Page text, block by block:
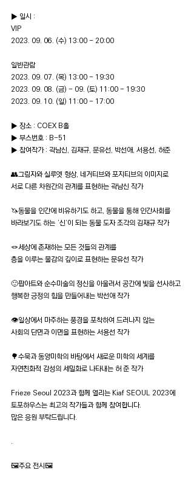
▶️ 일시 :
VIP
2023. 09. 06. (수) 13:00 - 20:00
일반관람
2023. 09. 07. (목) 13:00 - 19:30
2023. 09. 08. (금) - 09. (토) 11:00 - 19:30
2023. 09. 10. (일) 11:00 - 17:00
▶️ 장소 : COEX B홀
▶️ 부스번호 : B-51
▶️ 참여작가 : 곽남신, 김재규, 문유선, 박선애, 서용선, 허준
👥️그림자와 실루엣 형상, 네거티브와 포지티브의 이미지로
서로 다른 차원간의 관계를 표현하는 곽남신 작가
🦄동물을 인간에 비유하기도 하고, 동물을 통해 인간사회를
바라보기도 하는 ‘신’이 되는 동물 도자 조각의 김재규 작가
🪢세상에 존재하는 모든 것들의 관계를
층을 이루는 물감의 깊이로 표현하는 문유선 작가
🙂팝아트와 순수미술의 정신을 아울러서 공간에 빛을 선사하고
행복한 긍정의 힘을 만들어내는 박선애 작가
👁일상에서 마주하는 풍경을 포착하여 드러나지 않는
사회의 단면과 이면을 표현하는 서용선 작가
🌳수묵과 동양미학의 바탕에서 새로운 미학의 세계를
자연친화적 감성의 세밀화로 나타내는 허 준 작가
Frieze Seoul 2023과 함께 열리는 Kiaf SEOUL 2023에
토포하우스는 최고의 작가들과 함께 참여합니다.
많은 응원 부탁드립니다.
.
🖼주요 전시🖼